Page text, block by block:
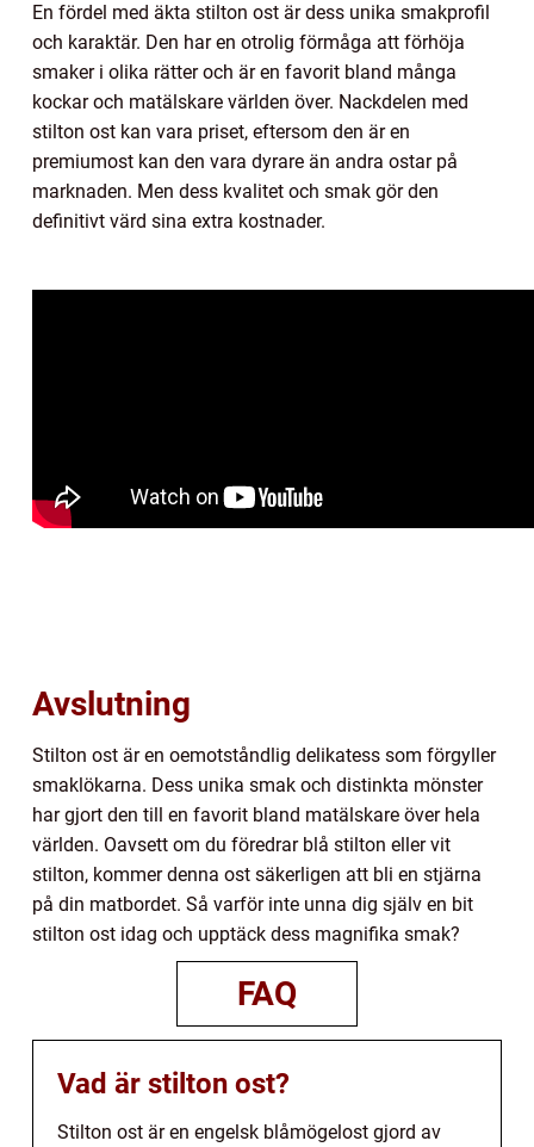
En fördel med äkta stilton ost är dess unika smakprofil
och karaktär. Den har en otrolig förmåga att förhöja
smaker i olika rätter och är en favorit bland många
kockar och matälskare världen över. Nackdelen med
stilton ost kan vara priset, eftersom den är en
premiumost kan den vara dyrare än andra ostar på
marknaden. Men dess kvalitet och smak gör den
definitivt värd sina extra kostnader.
Avslutning
Stilton ost är en oemotståndlig delikatess som förgyller
smaklökarna. Dess unika smak och distinkta mönster
har gjort den till en favorit bland matälskare över hela
världen. Oavsett om du föredrar blå stilton eller vit
stilton, kommer denna ost säkerligen att bli en stjärna
på din matbordet. Så varför inte unna dig själv en bit
stilton ost idag och upptäck dess magnifika smak?
FAQ
Vad är stilton ost?
Stilton ost är en engelsk blåmögelost gjord av